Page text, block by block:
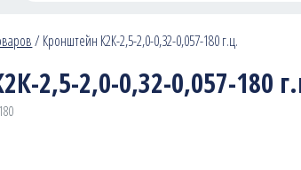
/Кронштейн К2К-2,5-2,0-0,32-0,057-180 г.ц.
2,5-2,0-0,32-0,057-180